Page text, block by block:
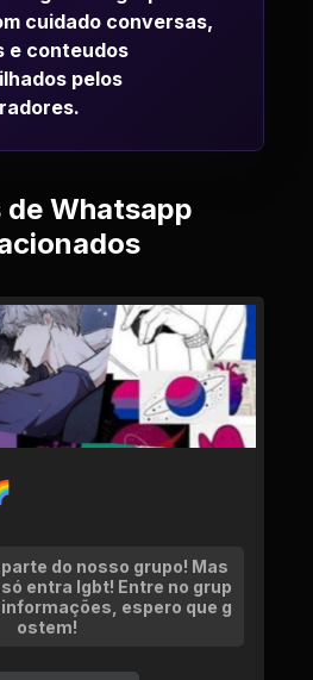
cuidado conversas,
e conteudos
pelos
de Whatsapp
do nosso grupo! Mas
entra lgbt! Entre no grup
espero que g
ostem!